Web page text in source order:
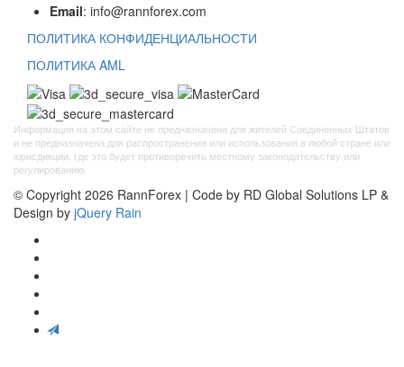
Email: info@rannforex.com
ПОЛИТИКА КОНФИДЕНЦИАЛЬНОСТИ
ПОЛИТИКА AML
Информация на этом сайте не предназначена для жителей Соединенных Штатов
и не предназначена для распространения или использования в любой стране или
юрисдикции, где это будет противоречить местному законодательству или
регулированию.
© Copyright 2026 RannForex | Code by RD Global Solutions LP &
Design by jQuery Rain